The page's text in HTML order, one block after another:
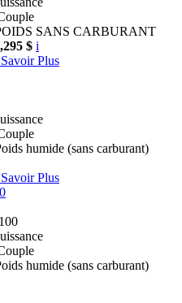
SANS CARBURANT
$ i
Plus
humide (sans carburant)
Plus
humide (sans carburant)